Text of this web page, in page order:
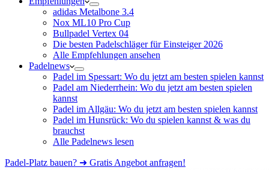
adidas Metalbone 3.4
Nox ML10 Pro Cup
Bullpadel Vertex 04
Die besten Padelschläger für Einsteiger 2026
Alle Empfehlungen ansehen
Padelnews
Padel im Spessart: Wo du jetzt am besten spielen kannst
Padel am Niederrhein: Wo du jetzt am besten spielen
kannst
Padel im Allgäu: Wo du jetzt am besten spielen kannst
Padel im Hunsrück: Wo du spielen kannst & was du
brauchst
Alle Padelnews lesen
Padel-Platz bauen? ➜ Gratis Angebot anfragen!